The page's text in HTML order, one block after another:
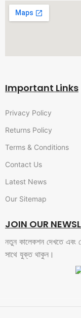
Important Links
Privacy Policy
Returns Policy
Terms & Conditions
Contact Us
Latest News
Our Sitemap
JOIN OUR
নতুন কালেকশন দেখতে এবং
সাথে যুক্ত থাকুন।